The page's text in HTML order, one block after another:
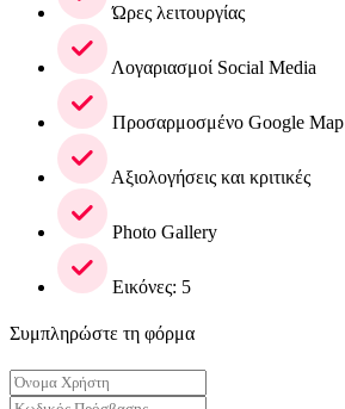
Ώρες λειτουργίας
Λογαριασμοί Social Media
Προσαρμοσμένο Google Map
Αξιολογήσεις και κριτικές
Photo Gallery
Εικόνες: 5
Συμπληρώστε τη φόρμα